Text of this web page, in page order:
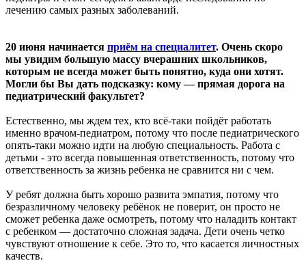
лечению самых разных заболеваний.
20 июня начинается приём на специалитет. Очень скоро
мы увидим большую массу вчерашних школьников,
которым не всегда может быть понятно, куда они хотят.
Могли бы Вы дать подсказку: кому — прямая дорога на
педиатрический факультет?
Естественно, мы ждем тех, кто всё-таки пойдёт работать
именно врачом-педиатром, потому что после педиатрического
опять-таки можно идти на любую специальность. Работа с
детьми - это всегда повышенная ответственность, потому что
ответственность за жизнь ребенка не сравнится ни с чем.
У ребят должна быть хорошо развита эмпатия, потому что
безразличному человеку ребёнок не поверит, он просто не
сможет ребенка даже осмотреть, потому что наладить контакт
с ребенком — достаточно сложная задача. Дети очень четко
чувствуют отношение к себе. Это то, что касается личностных
качеств.